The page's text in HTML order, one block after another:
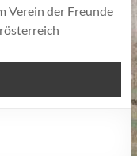
Verein der Freunde